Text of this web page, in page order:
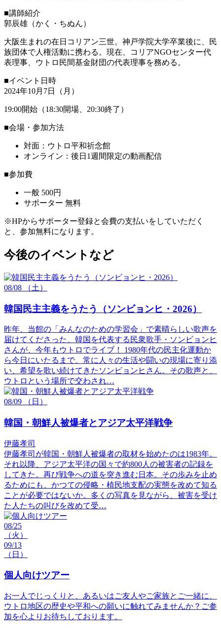
■講師紹介
郭辰雄（かく・ちぬん）
大阪生まれの在日コリアン三世。神戸学院大学卒業後に、民
族団体で人権活動に携わる。現在、コリアNGOセンター代
表理事、ウトロ民間基金財団の代表理事を務める。
■イベント日時
2024年10月7日（月）
19:00開始（18:30開場、20:30終了）
■会場・参加方法
対面：ウトロ平和祈念館
オンライン：後日1週間限定の動画配信
■参加費
一般 500円
サポーター 無料
※HPからサポーター登録と会費の支払いをしていただく
と、参加無料になります。
今後のイベントなど
08/08 （土）
韓国民主主義をうたう（ソンビョンヒ・2026）
昨年、当館の「みんなのための学習会」で素晴らしい歌声を
届けてくださった、韓国を代表する民衆歌手・ソンビョンヒ
さんが、今年もウトロでライブ！ 1980年代の民主化運動か
ら今日にいたるまで、常に人々の生活や闘いの現場に寄り添
い、希望を歌い続けてきたソンビョンヒさん。その歌声と、
ウトロという場所で交わされ…
08/09 （日）
韓国・朝鮮人被爆者とアジア太平洋戦争
伊藤孝司
伊藤孝司が韓国・朝鮮人被爆者の取材を始めたのは1983年。
それ以降、アジア太平洋の国々で約800人の被害者の記録を
してきた。再び戦争への道を突き進む日本。その歩みを止め
るためにも、かつての侵略・植民地支配の実態を改めて知る
ことが必要ではないか。多くの写真を見ながら、被害を受け
た人たちの叫びを改めて受…
08/25
（火）
09/13
（日）
個人向けツアー
お一人でじっくりと、あるいはご友人やご家族とご一緒に、
ウトロ地区の歴史や平和への願いに触れてみませんか？ご参
加を心よりお待ちしております。